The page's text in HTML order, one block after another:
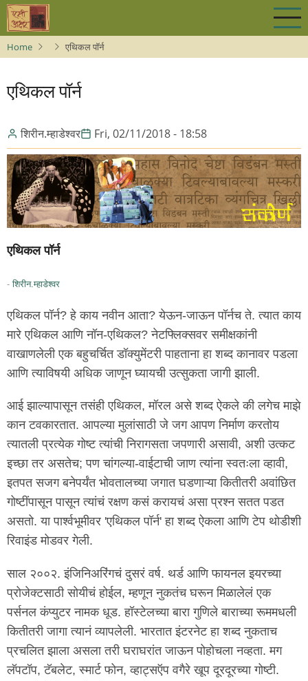
Skip
main
content
Home एथिकल पॉर्न
एथिकल पॉर्न
शिरीन.म्हाडेश्वर Fri, 02/11/2018 - 18:58
एथिकल पॉर्न
-शिरीन.म्हाडेश्वर
एथिकल पॉर्न? हे काय नवीन आता? येऊन-जाऊन पॉर्नच ते. त्यात काय
मारे एथिकल आणि नॉन-एथिकल? नेटफ्लिक्सवर समीक्षकांनी
वाखाणलेली एक बहुचर्चित डॉक्युमेंटरी पाहताना हा शब्द कानावर पडला
आणि त्याविषयी अधिक जाणून घ्यायची उत्सुकता जागी झाली.
आई झाल्यापासून तसंही एथिकल, मॉरल असे शब्द ऐकले की लगेच माझे
कान टवकारतात. आपल्या मुलांसाठी जे जग आपण निर्माण करतोय
त्यातली प्रत्येक गोष्ट त्यांची निरागसता जपणारी असावी, अशी उत्कट
इच्छा तर असतेच; पण चांगल्या-वाईटाची जाण त्यांना स्वतःला व्हावी,
इतपत सजग बनेपर्यंत भोवतालच्या जगात घडणाऱ्या कितीतरी अवांछित
गोष्टींपासून पासून त्यांचं रक्षण कसं करायचं असा प्रश्न सतत पडत
असतो. या पार्श्वभूमीवर 'एथिकल पॉर्न' हा शब्द ऐकला आणि टेप थोडीशी
रिवाइंड मोडवर गेली.
साल २००२. इंजिनिअरिंगचं दुसरं वर्ष. थर्ड आणि फायनल इयरच्या
प्रोजेक्टसाठी सोयीचं होईल, म्हणून नुकतंच घरून मिळालेलं एक
पर्सनल कंप्युटर नामक धूड. हॉस्टेलच्या बारा गुणिले बाराच्या रूममधली
कितीतरी जागा त्यानं व्यापलेली. भारतात इंटरनेट हा शब्द नुकताच
प्रचलित झाला असला तरी घराघरांत जाऊन पोहोचला नव्हता. मग
लॅपटॉप, टॅबलेट, स्मार्ट फोन, व्हाट्सऍप वगैरे खूप दूरदूरच्या गोष्टी.